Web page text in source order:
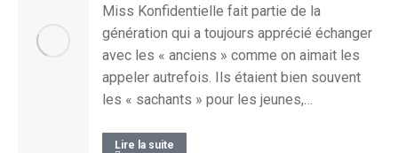
Miss Konfidentielle fait partie de la
génération qui a toujours apprécié échanger
avec les « anciens » comme on aimait les
appeler autrefois. Ils étaient bien souvent
les « sachants » pour les jeunes,…
Lire la suite